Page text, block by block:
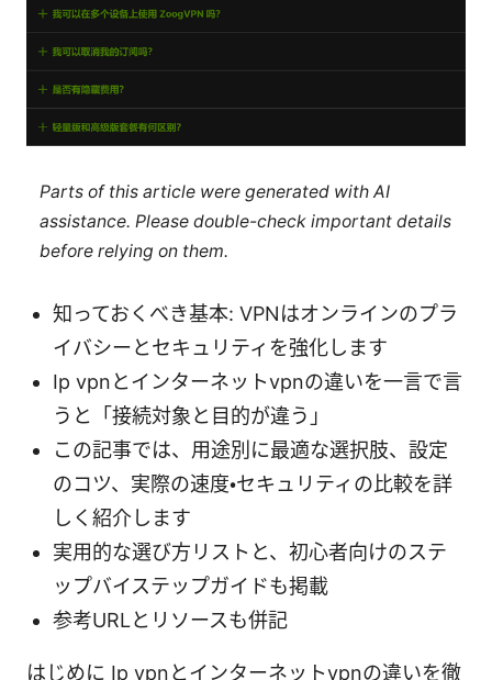
Parts of this article were generated with AI
assistance. Please double-check important details
before relying on them.
知っておくべき基本: VPNはオンラインのプラ
イバシーとセキュリティを強化します
Ip vpnとインターネットvpnの違いを一言で言
うと「接続対象と目的が違う」
この記事では、用途別に最適な選択肢、設定
のコツ、実際の速度・セキュリティの比較を詳
しく紹介します
実用的な選び方リストと、初心者向けのステ
ップバイステップガイドも掲載
参考URLとリソースも併記
はじめに Ip vpnとインターネットvpnの違いを徹